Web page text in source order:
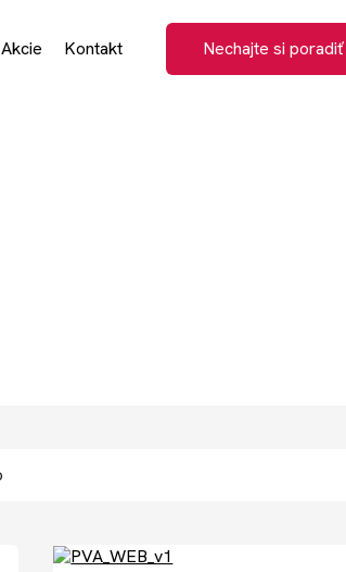
Akcie Kontakt Nechajte si poradiť